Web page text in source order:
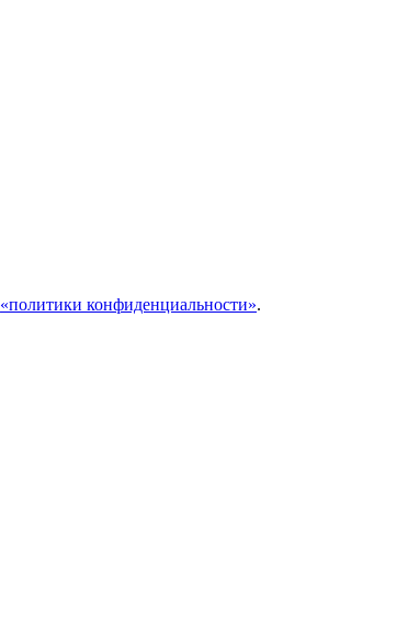
«политики конфиденциальности».